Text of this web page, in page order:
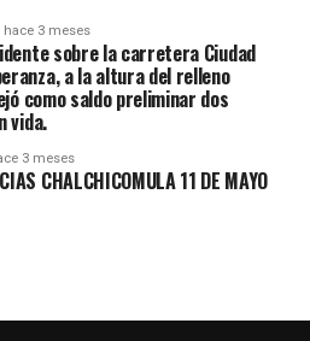
hace 3 meses
sobre la carretera Ciudad
a la altura del relleno
como saldo preliminar dos
vida.
3 meses
CHALCHICOMULA 11 DE MAYO